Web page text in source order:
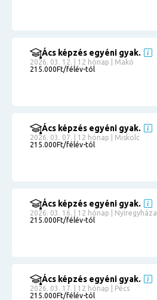
Ács képzés egyéni gyak.
2026. 03. 12. | 12 hónap | Makó
215.000Ft/félév-tól
Ács képzés egyéni gyak.
2026. 03. 07. | 12 hónap | Miskolc
215.000Ft/félév-tól
Ács képzés egyéni gyak.
2026. 03. 16. | 12 hónap | Nyíregyháza
215.000Ft/félév-tól
Ács képzés egyéni gyak.
2026. 03. 17. | 12 hónap | Pécs
215.000Ft/félév-tól